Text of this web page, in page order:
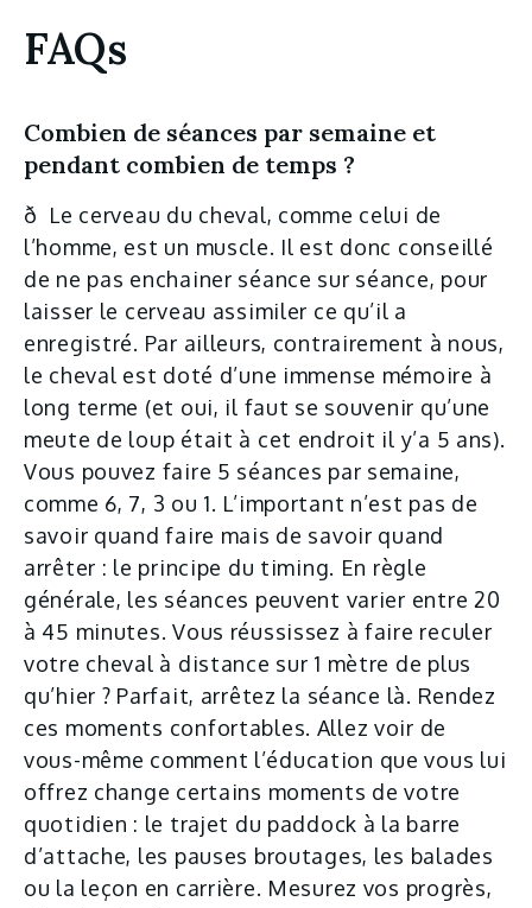
FAQs
Combien de séances par semaine et
pendant combien de temps ?
ð Le cerveau du cheval, comme celui de
l’homme, est un muscle. Il est donc conseillé
de ne pas enchainer séance sur séance, pour
laisser le cerveau assimiler ce qu’il a
enregistré. Par ailleurs, contrairement à nous,
le cheval est doté d’une immense mémoire à
long terme (et oui, il faut se souvenir qu’une
meute de loup était à cet endroit il y’a 5 ans).
Vous pouvez faire 5 séances par semaine,
comme 6, 7, 3 ou 1. L’important n’est pas de
savoir quand faire mais de savoir quand
arrêter : le principe du timing. En règle
générale, les séances peuvent varier entre 20
à 45 minutes. Vous réussissez à faire reculer
votre cheval à distance sur 1 mètre de plus
qu’hier ? Parfait, arrêtez la séance là. Rendez
ces moments confortables. Allez voir de
vous-même comment l’éducation que vous lui
offrez change certains moments de votre
quotidien : le trajet du paddock à la barre
d’attache, les pauses broutages, les balades
ou la leçon en carrière. Mesurez vos progrès,